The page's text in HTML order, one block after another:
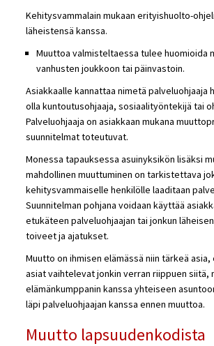
Kehitysvammalain mukaan erityishuolto-
läheistensä kanssa.
Muuttoa valmisteltaessa tulee huomioida
vanhusten joukkoon tai päinvastoin.
Asiakkaalle kannattaa nimetä
olla kuntoutusohjaaja, sosiaalityöntekijä tai
Palveluohjaaja on asiakkaan mukana
suunnitelmat toteutuvat.
Monessa tapauksessa asuinyksikön lisäksi
mahdollinen muuttuminen on tarkistettava
kehitysvammaiselle henkilölle laaditaan
Suunnitelman pohjana voidaan käyttää
etukäteen palveluohjaajan tai jonkun
toiveet ja ajatukset.
Muutto on ihmisen elämässä niin tärkeä
asiat vaihtelevat jonkin verran riippuen siitä,
elämänkumppanin kanssa yhteiseen
läpi palveluohjaajan kanssa ennen muuttoa.
Muutto lapsuudenkodista